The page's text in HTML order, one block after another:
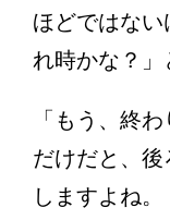
ほどではな
れ時かな？」
「もう、終
だけだと、
しますよね。